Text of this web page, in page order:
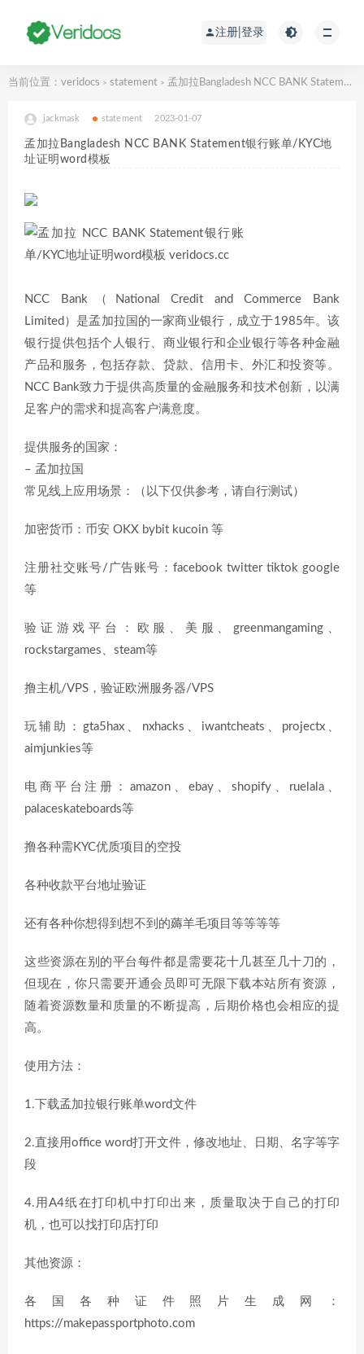
注册|登录
当前位置： veridocs > statement > 孟加拉Bangladesh NCC BANK Statement银行账单/KYC地址证明word模板
jackmask statement 2023-01-07
孟加拉Bangladesh NCC BANK Statement银行账单/KYC地
址证明word模板
NCC Bank（National Credit and Commerce Bank
Limited）是孟加拉国的一家商业银行，成立于1985年。该
银行提供包括个人银行、商业银行和企业银行等各种金融
产品和服务，包括存款、贷款、信用卡、外汇和投资等。
NCC Bank致力于提供高质量的金融服务和技术创新，以满
足客户的需求和提高客户满意度。
提供服务的国家：
– 孟加拉国
常见线上应用场景：（以下仅供参考，请自行测试）
加密货币：币安 OKX bybit kucoin 等
注册社交账号/广告账号：facebook twitter tiktok google
等
验证游戏平台：欧服、美服、greenmangaming、
rockstargames、steam等
撸主机/VPS，验证欧洲服务器/VPS
玩辅助：gta5hax、nxhacks、iwantcheats、projectx、
aimjunkies等
电商平台注册：amazon、ebay、shopify、ruelala、
palaceskateboards等
撸各种需KYC优质项目的空投
各种收款平台地址验证
还有各种你想得到想不到的薅羊毛项目等等等等
这些资源在别的平台每件都是需要花十几甚至几十刀的，
但现在，你只需要开通会员即可无限下载本站所有资源，
随着资源数量和质量的不断提高，后期价格也会相应的提
高。
使用方法：
1.下载孟加拉银行账单word文件
2.直接用office word打开文件，修改地址、日期、名字等字
段
4.用A4纸在打印机中打印出来，质量取决于自己的打印
机，也可以找打印店打印
其他资源：
各国各种证件照片生成网：
https://makepassportphoto.com